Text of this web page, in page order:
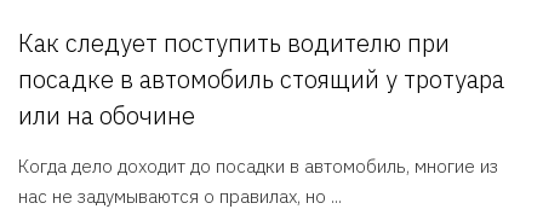
Как следует поступить водителю при
посадке в автомобиль стоящий у тротуара
или на обочине
Когда дело доходит до посадки в автомобиль, многие из
нас не задумываются о правилах, но ...